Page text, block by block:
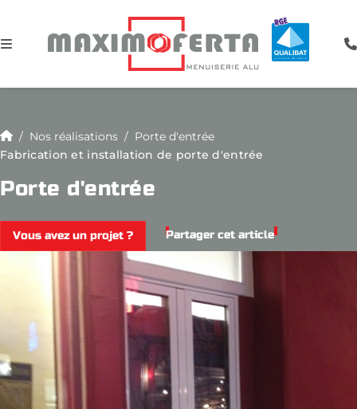
Nos réalisations Porte d'entrée
Porte d'entrée
Fabrication et installation de porte d'entrée
Vous avez un projet ? Partager cet article